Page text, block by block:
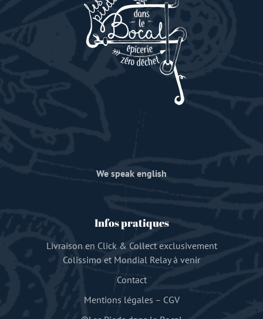
We speak english
Infos pratiques
Livraison en Click & Collect exclusivement
Colissimo et Mondial Relay à venir
Contact
Mentions légales – CGV